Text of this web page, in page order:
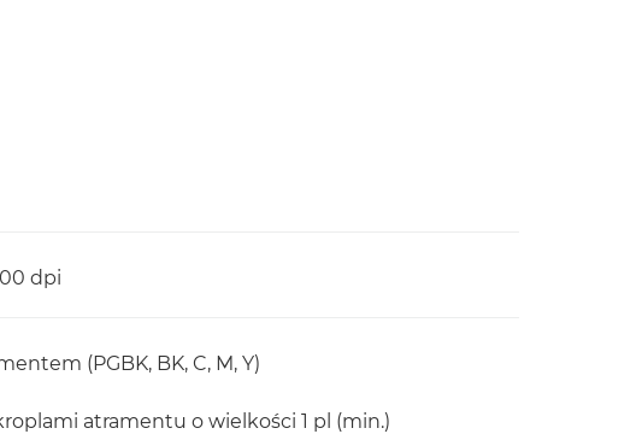
dpi
(PGBK, BK, C, M, Y)
atramentu o wielkości 1 pl (min.)